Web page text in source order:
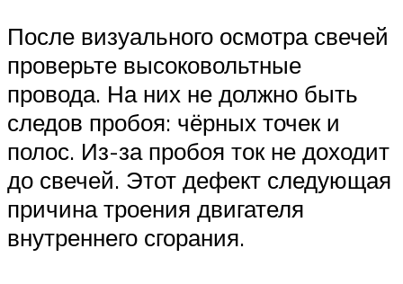
После визуального осмотра свечей
проверьте высоковольтные
провода. На них не должно быть
следов пробоя: чёрных точек и
полос. Из-за пробоя ток не доходит
до свечей. Этот дефект следующая
причина троения двигателя
внутреннего сгорания.